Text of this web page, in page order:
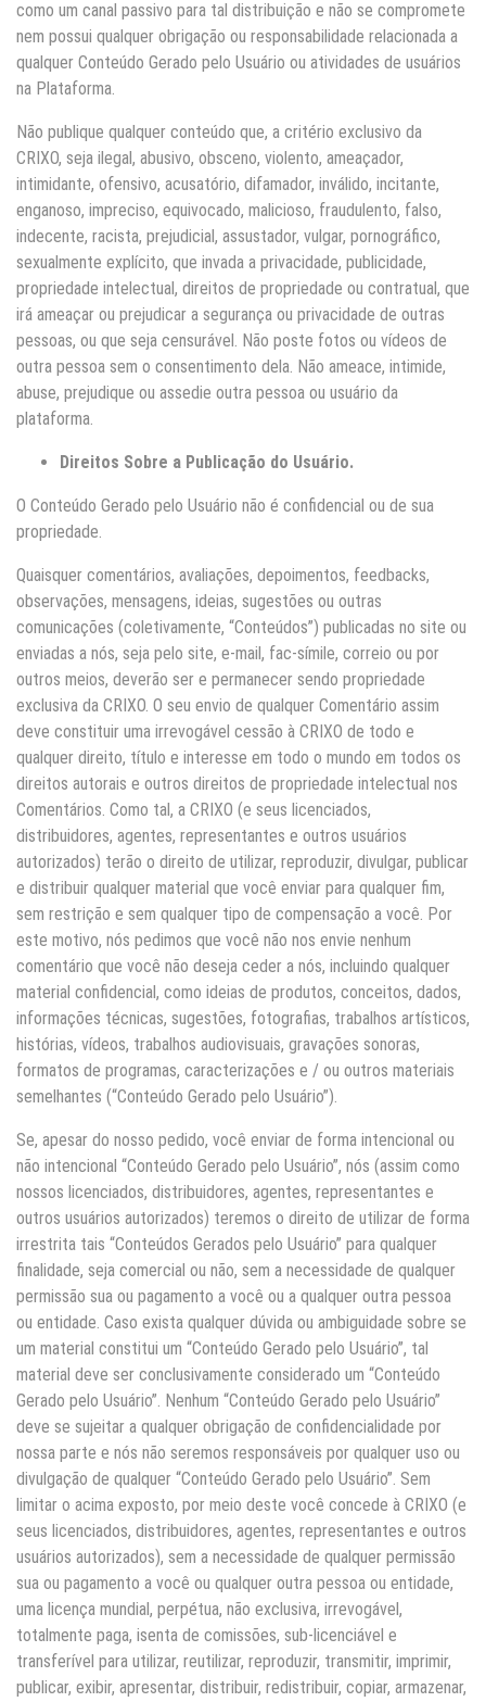
como um canal passivo para tal distribuição e não se compromete
nem possui qualquer obrigação ou responsabilidade relacionada a
qualquer Conteúdo Gerado pelo Usuário ou atividades de usuários
na Plataforma.
Não publique qualquer conteúdo que, a critério exclusivo da
CRIXO, seja ilegal, abusivo, obsceno, violento, ameaçador,
intimidante, ofensivo, acusatório, difamador, inválido, incitante,
enganoso, impreciso, equivocado, malicioso, fraudulento, falso,
indecente, racista, prejudicial, assustador, vulgar, pornográfico,
sexualmente explícito, que invada a privacidade, publicidade,
propriedade intelectual, direitos de propriedade ou contratual, que
irá ameaçar ou prejudicar a segurança ou privacidade de outras
pessoas, ou que seja censurável. Não poste fotos ou vídeos de
outra pessoa sem o consentimento dela. Não ameace, intimide,
abuse, prejudique ou assedie outra pessoa ou usuário da
plataforma.
Direitos Sobre a Publicação do Usuário.
O Conteúdo Gerado pelo Usuário não é confidencial ou de sua
propriedade.
Quaisquer comentários, avaliações, depoimentos, feedbacks,
observações, mensagens, ideias, sugestões ou outras
comunicações (coletivamente, “Conteúdos”) publicadas no site ou
enviadas a nós, seja pelo site, e-mail, fac-símile, correio ou por
outros meios, deverão ser e permanecer sendo propriedade
exclusiva da CRIXO. O seu envio de qualquer Comentário assim
deve constituir uma irrevogável cessão à CRIXO de todo e
qualquer direito, título e interesse em todo o mundo em todos os
direitos autorais e outros direitos de propriedade intelectual nos
Comentários. Como tal, a CRIXO (e seus licenciados,
distribuidores, agentes, representantes e outros usuários
autorizados) terão o direito de utilizar, reproduzir, divulgar, publicar
e distribuir qualquer material que você enviar para qualquer fim,
sem restrição e sem qualquer tipo de compensação a você. Por
este motivo, nós pedimos que você não nos envie nenhum
comentário que você não deseja ceder a nós, incluindo qualquer
material confidencial, como ideias de produtos, conceitos, dados,
informações técnicas, sugestões, fotografias, trabalhos artísticos,
histórias, vídeos, trabalhos audiovisuais, gravações sonoras,
formatos de programas, caracterizações e / ou outros materiais
semelhantes (“Conteúdo Gerado pelo Usuário”).
Se, apesar do nosso pedido, você enviar de forma intencional ou
não intencional “Conteúdo Gerado pelo Usuário”, nós (assim como
nossos licenciados, distribuidores, agentes, representantes e
outros usuários autorizados) teremos o direito de utilizar de forma
irrestrita tais “Conteúdos Gerados pelo Usuário” para qualquer
finalidade, seja comercial ou não, sem a necessidade de qualquer
permissão sua ou pagamento a você ou a qualquer outra pessoa
ou entidade. Caso exista qualquer dúvida ou ambiguidade sobre se
um material constitui um “Conteúdo Gerado pelo Usuário”, tal
material deve ser conclusivamente considerado um “Conteúdo
Gerado pelo Usuário”. Nenhum “Conteúdo Gerado pelo Usuário”
deve se sujeitar a qualquer obrigação de confidencialidade por
nossa parte e nós não seremos responsáveis por qualquer uso ou
divulgação de qualquer “Conteúdo Gerado pelo Usuário”. Sem
limitar o acima exposto, por meio deste você concede à CRIXO (e
seus licenciados, distribuidores, agentes, representantes e outros
usuários autorizados), sem a necessidade de qualquer permissão
sua ou pagamento a você ou qualquer outra pessoa ou entidade,
uma licença mundial, perpétua, não exclusiva, irrevogável,
totalmente paga, isenta de comissões, sub-licenciável e
transferível para utilizar, reutilizar, reproduzir, transmitir, imprimir,
publicar, exibir, apresentar, distribuir, redistribuir, copiar, armazenar,